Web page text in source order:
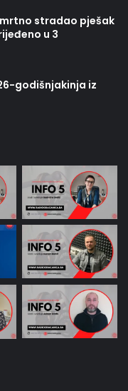
stradao pješak
u 3
godišnjakinja iz